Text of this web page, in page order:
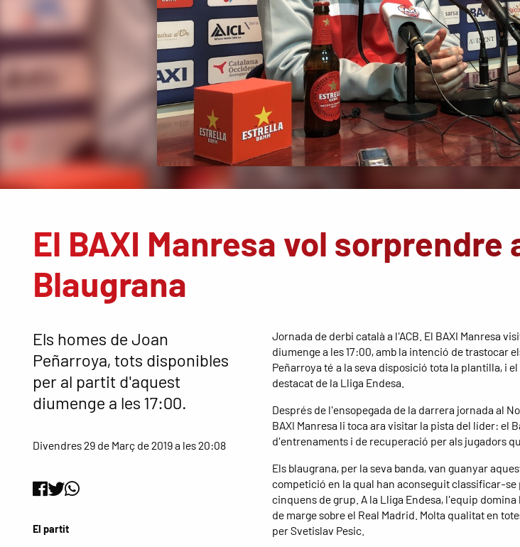
El BAXI Manresa vol sorprendre
Blaugrana
Els homes de Joan
Peñarroya, tots disponibles
per al partit d'aquest
diumenge a les 17:00.
Divendres 29 de Març de 2019 a les 20:08
El partit
Jornada de derbi català a l'ACB. El BAXI Manresa
diumenge a les 17:00, amb la intenció de trastocar
Peñarroya té a la seva disposició tota la plantilla, i
destacat de la Lliga Endesa.
Després de l'ensopegada de la darrera jornada al
BAXI Manresa li toca ara visitar la pista del líder: el
d'entrenaments i de recuperació per als jugadors
Els blaugrana, per la seva banda, van guanyar
competició en la qual han aconseguit classificar-se
cinquens de grup. A la Lliga Endesa, l'equip
de marge sobre el Real Madrid. Molta qualitat en
per Svetislav Pesic.